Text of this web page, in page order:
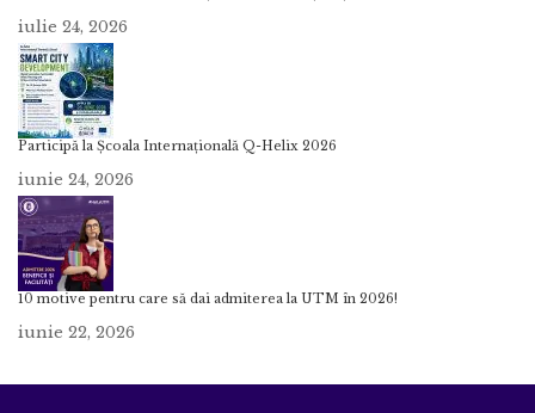
iulie 24, 2026
Participă la Școala Internațională Q-Helix 2026
iunie 24, 2026
10 motive pentru care să dai admiterea la UTM în 2026!
iunie 22, 2026